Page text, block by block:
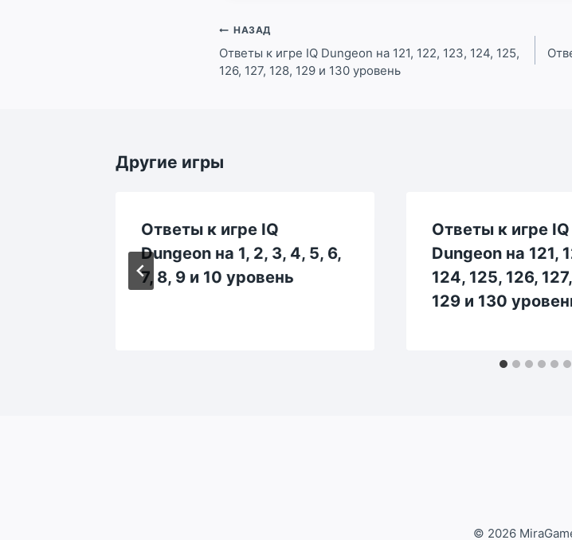
Навигация
по
записям
НАЗАД
Ответы к игре IQ Dungeon на 121, 122, 123, 124, 125,
126, 127, 128, 129 и 130 уровень
Другие игры
Ответы к игре IQ
Dungeon на 1, 2, 3, 4, 5, 6,
7, 8, 9 и 10 уровень
Ответы к игре IQ
Dungeon на 121,
124, 125, 126,
129 и 130
© 2026